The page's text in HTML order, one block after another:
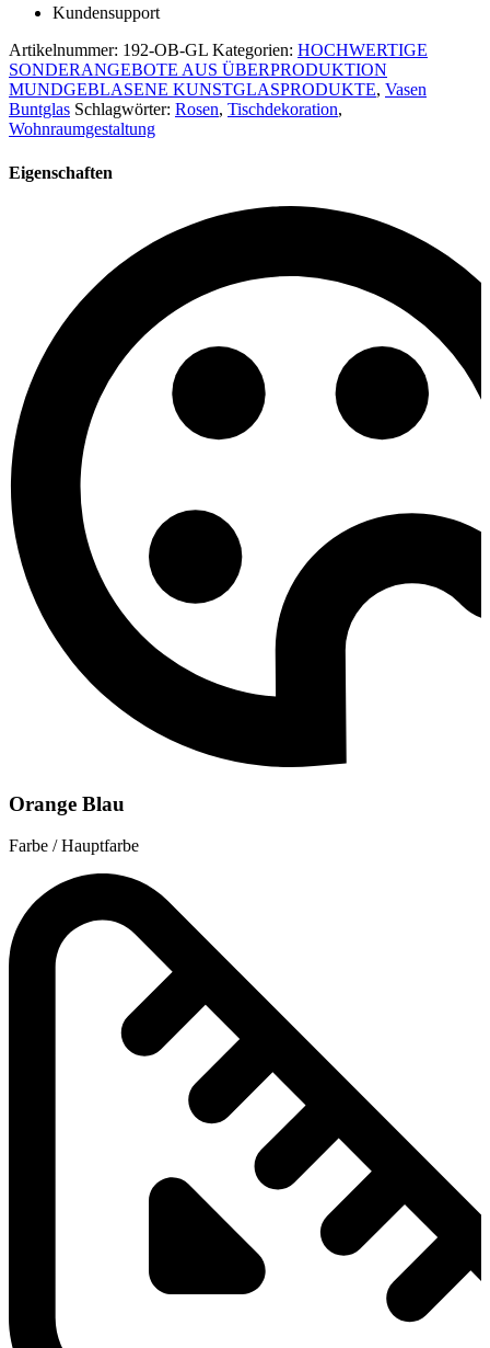
Kundensupport
Artikelnummer: 192-OB-GL Kategorien: HOCHWERTIGE
SONDERANGEBOTE AUS ÜBERPRODUKTION
MUNDGEBLASENE KUNSTGLASPRODUKTE, Vasen
Buntglas Schlagwörter: Rosen, Tischdekoration,
Wohnraumgestaltung
Eigenschaften
Orange Blau
Farbe / Hauptfarbe